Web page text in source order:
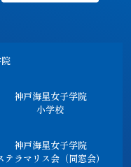
神戸海星女子学院
小学校
神戸海星女子学院
テラマリス会（同窓会）